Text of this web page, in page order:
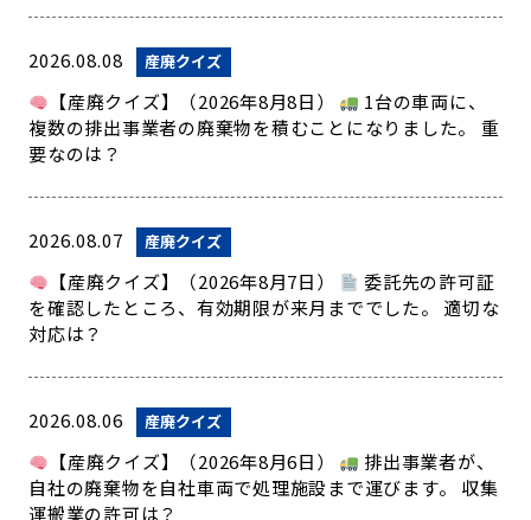
2026.08.08 産廃クイズ
【産廃クイズ】（2026年8月8日）
1台の車両に、
複数の排出事業者の廃棄物を積むことになりました。 重
要なのは？
2026.08.07 産廃クイズ
【産廃クイズ】（2026年8月7日）
委託先の許可証
を確認したところ、有効期限が来月まででした。 適切な
対応は？
2026.08.06 産廃クイズ
【産廃クイズ】（2026年8月6日）
排出事業者が、
自社の廃棄物を自社車両で処理施設まで運びます。 収集
運搬業の許可は？